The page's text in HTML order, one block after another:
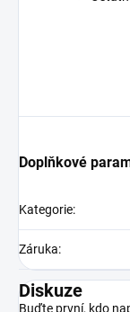
Doplňkové
Kategorie:
Záruka:
Diskuze
Buďte první, kdo